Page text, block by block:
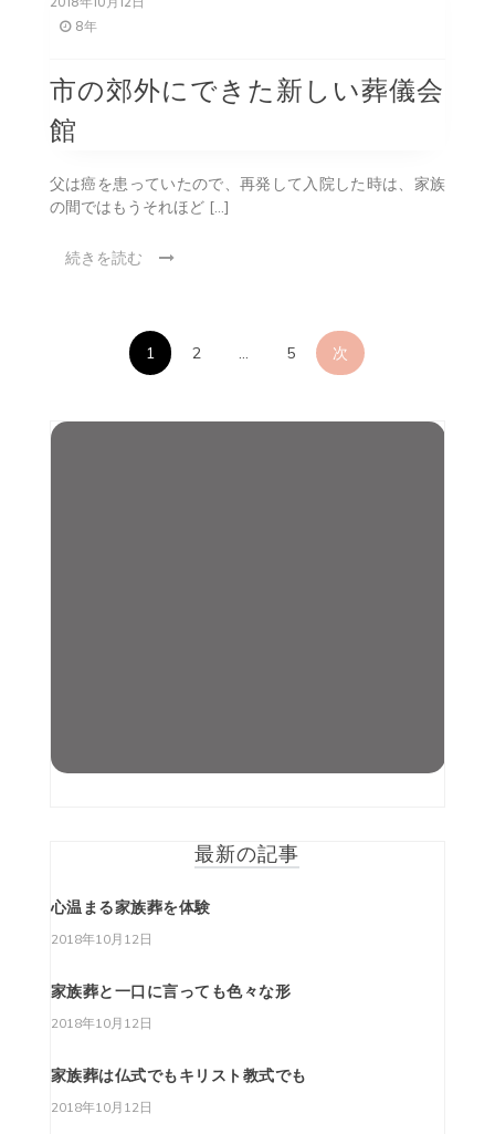
8年
市の郊外にできた新しい葬儀会
館
父は癌を患っていたので、再発して入院した時は、家族
の間ではもうそれほど […]
続きを読む
投
1 2 … 5 次
最新の記事
心温まる家族葬を体験
2018年10月12日
家族葬と一口に言っても色々な形
2018年10月12日
家族葬は仏式でもキリスト教式でも
2018年10月12日